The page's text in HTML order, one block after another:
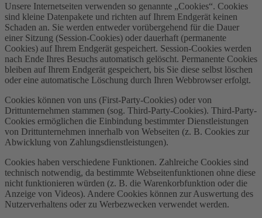
Unsere Internetseiten verwenden so genannte „Cookies“. Cookies
sind kleine Datenpakete und richten auf Ihrem Endgerät keinen
Schaden an. Sie werden entweder vorübergehend für die Dauer
einer Sitzung (Session-Cookies) oder dauerhaft (permanente
Cookies) auf Ihrem Endgerät gespeichert. Session-Cookies werden
nach Ende Ihres Besuchs automatisch gelöscht. Permanente Cookies
bleiben auf Ihrem Endgerät gespeichert, bis Sie diese selbst löschen
oder eine automatische Löschung durch Ihren Webbrowser erfolgt.
Cookies können von uns (First-Party-Cookies) oder von
Drittunternehmen stammen (sog. Third-Party-Cookies). Third-Party-
Cookies ermöglichen die Einbindung bestimmter Dienstleistungen
von Drittunternehmen innerhalb von Webseiten (z. B. Cookies zur
Abwicklung von Zahlungsdienstleistungen).
Cookies haben verschiedene Funktionen. Zahlreiche Cookies sind
technisch notwendig, da bestimmte Webseitenfunktionen ohne diese
nicht funktionieren würden (z. B. die Warenkorbfunktion oder die
Anzeige von Videos). Andere Cookies können zur Auswertung des
Nutzerverhaltens oder zu Werbezwecken verwendet werden.